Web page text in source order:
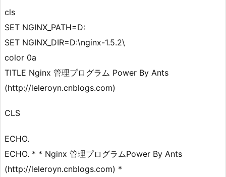
cls
SET NGINX_PATH=D:
SET NGINX_DIR=D:\nginx-1.5.2\
color 0a
TITLE Nginx 管理プログラム Power By Ants
(http://leleroyn.cnblogs.com)
CLS
ECHO.
ECHO. * * Nginx 管理プログラムPower By Ants
(http://leleroyn.cnblogs.com) *